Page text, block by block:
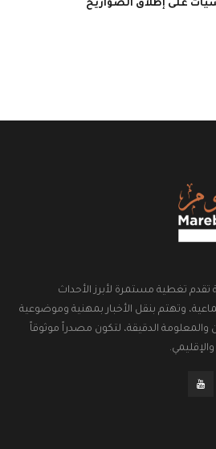
على إطلاق الصواريخ
تقدم تغطية مستمرة لأبرز الأحداث
وتهتم بنقل الأخبار بمهنية وموضوعية
والمعلومة الدقيقة، لتكون مصدراً موثوقاً